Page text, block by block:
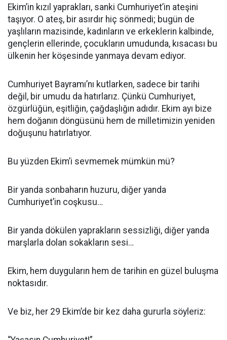
Ekim’in kızıl yaprakları, sanki Cumhuriyet’in ateşini
taşıyor. O ateş, bir asırdır hiç sönmedi; bugün de
yaşlıların mazisinde, kadınların ve erkeklerin kalbinde,
gençlerin ellerinde, çocukların umudunda, kısacası bu
ülkenin her köşesinde yanmaya devam ediyor.
Cumhuriyet Bayramı’nı kutlarken, sadece bir tarihi
değil, bir umudu da hatırlarız. Çünkü Cumhuriyet,
özgürlüğün, eşitliğin, çağdaşlığın adıdır. Ekim ayı bize
hem doğanın döngüsünü hem de milletimizin yeniden
doğuşunu hatırlatıyor.
Bu yüzden Ekim’i sevmemek mümkün mü?
Bir yanda sonbaharın huzuru, diğer yanda
Cumhuriyet’in coşkusu…
Bir yanda dökülen yaprakların sessizliği, diğer yanda
marşlarla dolan sokakların sesi…
Ekim, hem duyguların hem de tarihin en güzel buluşma
noktasıdır.
Ve biz, her 29 Ekim’de bir kez daha gururla söyleriz: